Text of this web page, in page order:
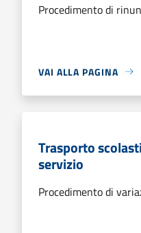
Procedimento di
VAI ALLA PAGINA
Trasporto
servizio
Procedimento di